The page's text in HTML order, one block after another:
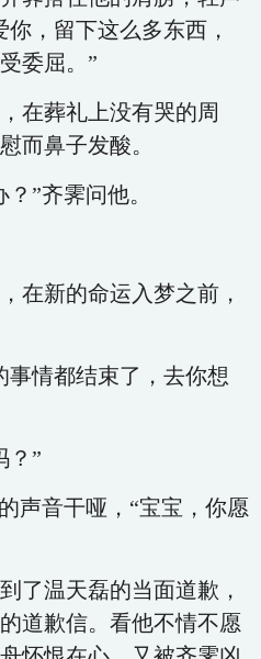
，留下这么多东西，
委屈。”
在葬礼上没有哭的周
而鼻子发酸。
”齐霁问他。
在新的命运入梦之前，
事情都结束了，去你想
？”
声音干哑，“宝宝，你愿
了温天磊的当面道歉，
道歉信。看他不情不愿